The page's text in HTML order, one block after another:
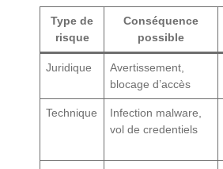
Type de
risque
Conséquence
possible
Juridique
Avertissement,
blocage d’accès
Technique
Infection malware,
vol de credentiels